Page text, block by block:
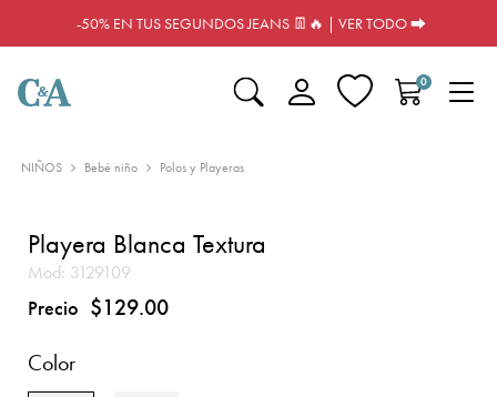
-50% EN TUS SEGUNDOS JEANS 👖🔥 | VER TODO ⮕
0
NIÑOS Bebé niño Polos y Playeras
Playera Blanca Textura
Mod: 3129109
Precio $129.00
Color